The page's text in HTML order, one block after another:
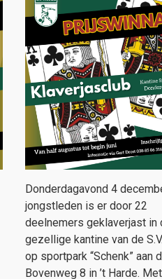
Donderdagavond 4
jongstleden is er door 22
deelnemers geklaverjast in
gezellige kantine van de
op sportpark “Schenk” aan
Bovenweg 8 in ’t Harde.